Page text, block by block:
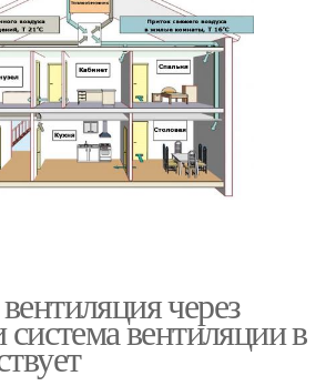
через
система вентиляции в